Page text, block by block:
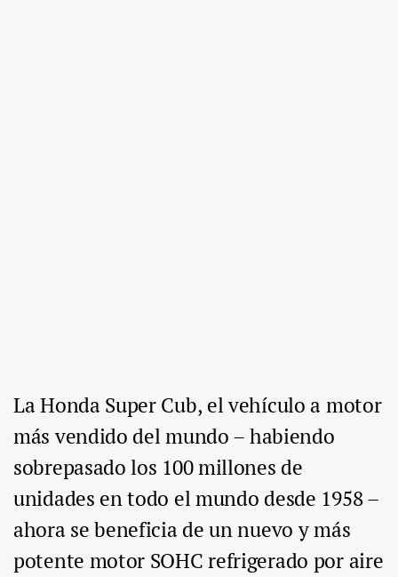
La Honda Super Cub, el vehículo a motor
más vendido del mundo – habiendo
sobrepasado los 100 millones de
unidades en todo el mundo desde 1958 –
ahora se beneficia de un nuevo y más
potente motor SOHC refrigerado por aire